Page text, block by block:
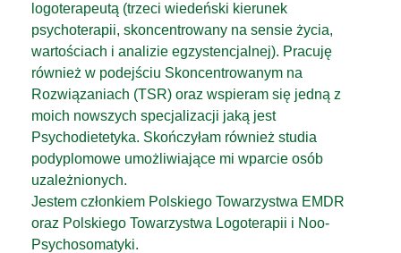
logoterapeutą (trzeci wiedeński kierunek
psychoterapii, skoncentrowany na sensie życia,
wartościach i analizie egzystencjalnej). Pracuję
również w podejściu Skoncentrowanym na
Rozwiązaniach (TSR) oraz wspieram się jedną z
moich nowszych specjalizacji jaką jest
Psychodietetyka. Skończyłam również studia
podyplomowe umożliwiające mi wparcie osób
uzależnionych.
Jestem członkiem Polskiego Towarzystwa EMDR
oraz Polskiego Towarzystwa Logoterapii i Noo-
Psychosomatyki.